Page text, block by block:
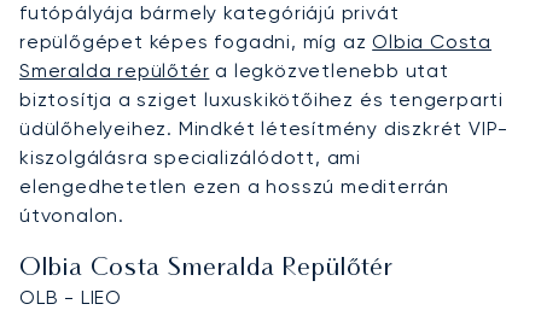
futópályája bármely kategóriájú privát
repülőgépet képes fogadni, míg azOlbia Costa
Smeralda repülőtér a legközvetlenebb utat
biztosítja a sziget luxuskikötőihez és tengerparti
üdülőhelyeihez. Mindkét létesítmény diszkrét VIP-
kiszolgálásra specializálódott, ami
elengedhetetlen ezen a hosszú mediterrán
útvonalon.
Olbia Costa Smeralda Repülőtér
OLB - LIEO